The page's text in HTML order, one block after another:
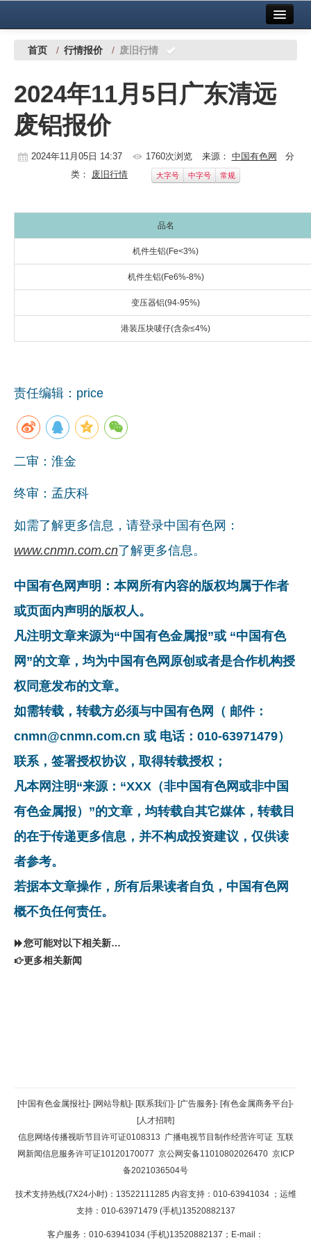
中国有色金属报社主办 广告服务
铜镍铅锌
铝
稀有稀土
科技
行情报价
数字报
首页 / 行情报价 / 废旧行情
2024年11月5日广东清远
废铝报价
2024年11月05日 14:37 1760次浏览 来源： 中国有色网 分
类： 废旧行情 大字号 中字号 常规
品名
机件生铝(Fe<3%)
机件生铝(Fe6%-8%)
变压器铝(94-95%)
港装压块唛仔(含杂≤4%)
责任编辑：price
二审：淮金
终审：孟庆科
如需了解更多信息，请登录中国有色网：
www.cnmn.com.cn了解更多信息。
中国有色网声明：本网所有内容的版权均属于作者
或页面内声明的版权人。
凡注明文章来源为“中国有色金属报”或 “中国有色
网”的文章，均为中国有色网原创或者是合作机构授
权同意发布的文章。
如需转载，转载方必须与中国有色网（ 邮件：
cnmn@cnmn.com.cn 或 电话：010-63971479）
联系，签署授权协议，取得转载授权；
凡本网注明“来源：“XXX（非中国有色网或非中国
有色金属报）”的文章，均转载自其它媒体，转载目
的在于传递更多信息，并不构成投资建议，仅供读
者参考。
若据本文章操作，所有后果读者自负，中国有色网
概不负任何责任。
您可能对以下相关新闻同样感兴趣
更多相关新闻
返回顶部
返回首页
[中国有色金属报社]- [网站导航]- [联系我们]- [广告服务]- [有色金属商务平台]-
[人才招聘]
信息网络传播视听节目许可证0108313 广播电视节目制作经营许可证 互联
网新闻信息服务许可证10120170077 京公网安备11010802026470 京ICP
备2021036504号
技术支持热线(7X24小时)：13522111285 内容支持：010-63941034 ；运维
支持：010-63971479 (手机)13520882137
客户服务：010-63941034 (手机)13520882137；E-mail：